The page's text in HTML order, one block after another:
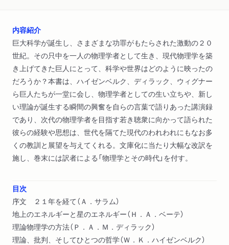
内容紹介
巨大科学が誕生し、さまざまな功罪がもたらされた激動の２０
世紀。その只中を一人の物理学者として生き、現代物理学を築
き上げてきた巨人にとって、科学や世界はどのように映ったの
だろうか？本書は、ハイゼンベルク、ディラック、ウィグナー
ら巨人たちが一堂に会し、物理学者としての生い立ちや、新し
い理論が誕生する瞬間の興奮を自らの言葉で語りあった講演録
であり、次代の物理学者を目指す若き聴衆に向かって語られた
彼らの経験や思想は、世代を隔てた現代のわれわれにもなお多
くの教訓と展望を与えてくれる。文庫化に当たり大幅な改訳を
施し、巻末には訳者による「物理学とその時代」を付す。
目次
序文 ２１年を経て（Ａ．サラム）
地上のエネルギーと星のエネルギー（Ｈ．Ａ．ベーテ）
理論物理学の方法（Ｐ．Ａ．Ｍ．ディラック）
理論、批判、そしてひとつの哲学（Ｗ．Ｋ．ハイゼンベルク）